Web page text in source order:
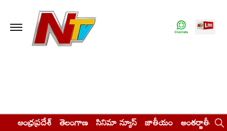
ఆంధ్రప్రదేశ్ తెలంగాణ సినిమా న్యూస్ జాతీయం అంతర్జాతీయం